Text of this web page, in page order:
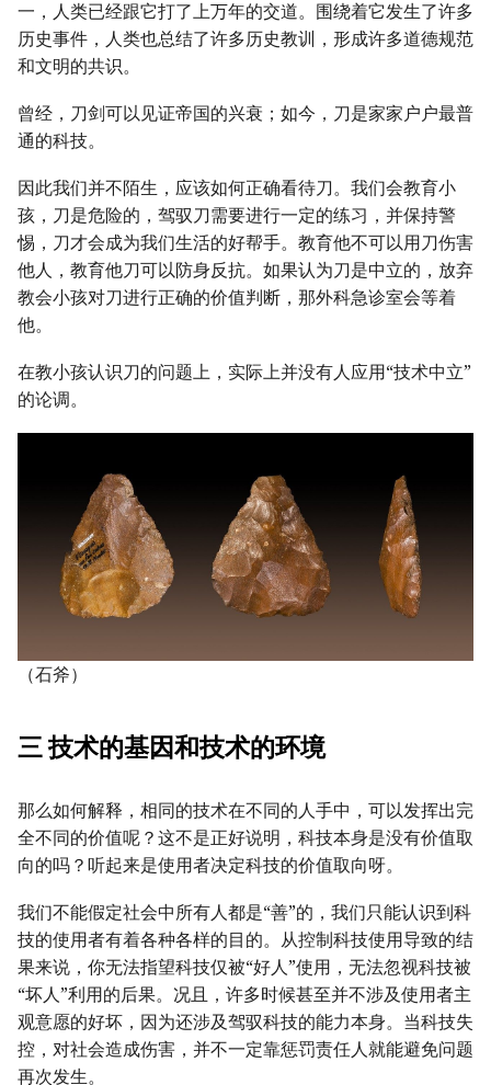
一，人类已经跟它打了上万年的交道。围绕着它发生了许多
历史事件，人类也总结了许多历史教训，形成许多道德规范
和文明的共识。
曾经，刀剑可以见证帝国的兴衰；如今，刀是家家户户最普
通的科技。
因此我们并不陌生，应该如何正确看待刀。我们会教育小
孩，刀是危险的，驾驭刀需要进行一定的练习，并保持警
惕，刀才会成为我们生活的好帮手。教育他不可以用刀伤害
他人，教育他刀可以防身反抗。如果认为刀是中立的，放弃
教会小孩对刀进行正确的价值判断，那外科急诊室会等着
他。
在教小孩认识刀的问题上，实际上并没有人应用“技术中立”
的论调。
（石斧）
三 技术的基因和技术的环境
那么如何解释，相同的技术在不同的人手中，可以发挥出完
全不同的价值呢？这不是正好说明，科技本身是没有价值取
向的吗？听起来是使用者决定科技的价值取向呀。
我们不能假定社会中所有人都是“善”的，我们只能认识到科
技的使用者有着各种各样的目的。从控制科技使用导致的结
果来说，你无法指望科技仅被“好人”使用，无法忽视科技被
“坏人”利用的后果。况且，许多时候甚至并不涉及使用者主
观意愿的好坏，因为还涉及驾驭科技的能力本身。当科技失
控，对社会造成伤害，并不一定靠惩罚责任人就能避免问题
再次发生。